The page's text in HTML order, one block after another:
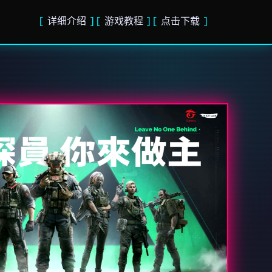
详细介绍 游戏教程 点击下载